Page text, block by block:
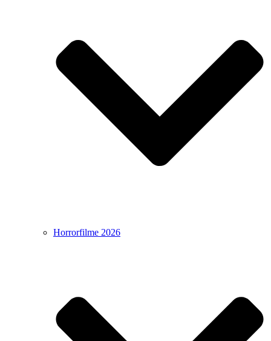
Horrorfilme 2026